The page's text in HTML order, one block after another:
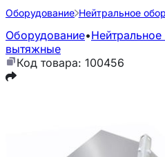
Оборудование Нейтральное
Оборудование•
вытяжные
Код товара: 100456